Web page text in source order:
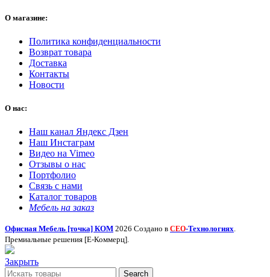
О магазине:
Политика конфиденциальности
Возврат товара
Доставка
Контакты
Новости
О нас:
Наш канал Яндекс Дзен
Наш Инстаграм
Видео на Vimeo
Отзывы о нас
Портфолио
Связь с нами
Каталог товаров
Мебель на заказ
Офисная Мебель [точка] КОМ 2026 Создано в СЕО-Технологиях.
Премиальные решения [Е-Коммерц].
Закрыть
Search